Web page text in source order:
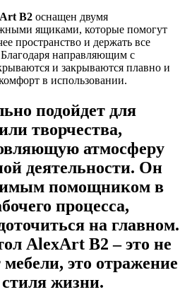
B2 оснащен двумя
ящиками, которые помогут
пространство и держать все
направляющим с
и закрываются плавно и
в использовании.
подойдет для
творчества,
атмосферу
деятельности. Он
помощником в
процесса,
на главном.
AlexArt B2 – это не
это отражение
жизни.